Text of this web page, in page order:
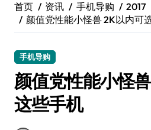
首页 资讯 手机导购
2017
颜值党性能小怪兽 2K以内可
手机导购
颜值党性能小怪
这些手机